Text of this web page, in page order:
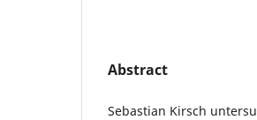
Abstract
Sebastian Kirsch